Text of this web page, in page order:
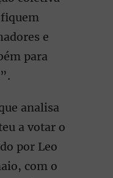
fiquem
e
para
analisa
a votar o
por Leo
com o